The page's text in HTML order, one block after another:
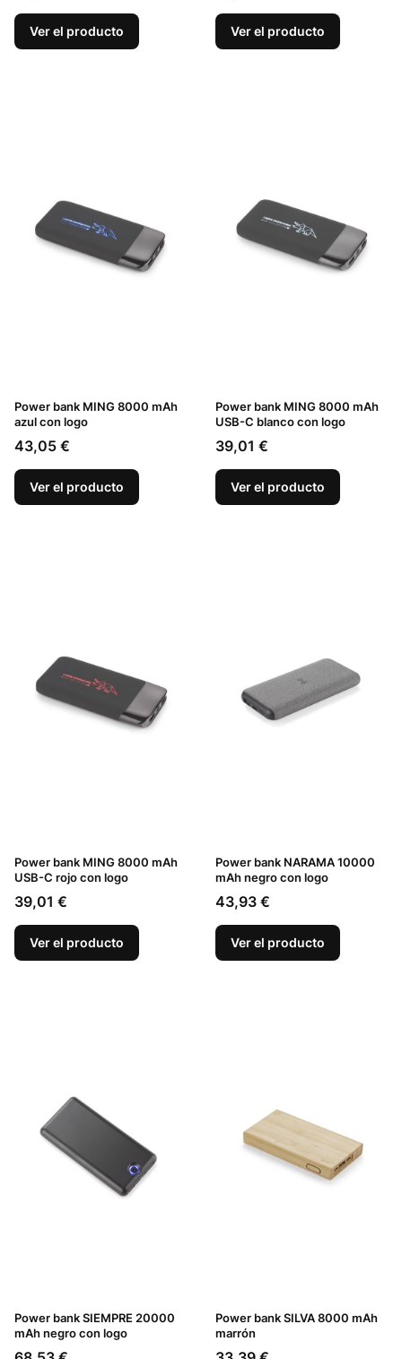
Ver el producto Ver el producto
Power bank MING 8000 mAh
azul con logo
Precio
43,05 €
Ver el producto
Power bank MING 8000 mAh
USB-C blanco con logo
Precio
39,01 €
Ver el producto
Power bank MING 8000 mAh
USB-C rojo con logo
Precio
39,01 €
Ver el producto
Power bank NARAMA 10000
mAh negro con logo
Precio
43,93 €
Ver el producto
Power bank SIEMPRE 20000
mAh negro con logo
Power bank SILVA 8000 mAh
marrón